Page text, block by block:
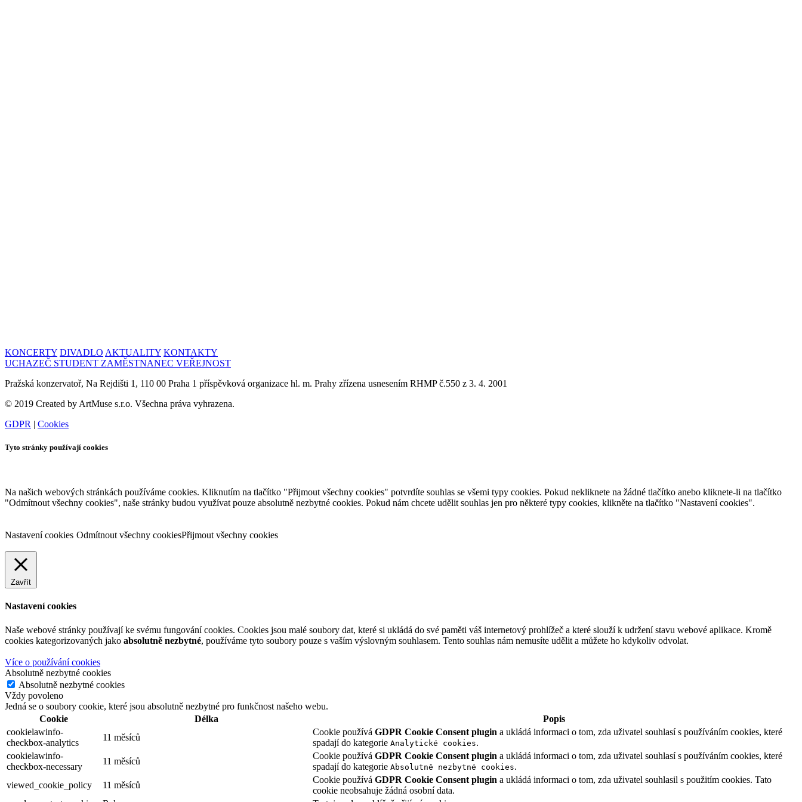
KONCERTY DIVADLO AKTUALITY KONTAKTY
UCHAZEČ STUDENT ZAMĚSTNANEC VEŘEJNOST
Pražská konzervatoř, Na Rejdišti 1, 110 00 Praha 1 příspěvková organizace hl. m. Prahy zřízena usnesením RHMP č.550 z 3. 4. 2001
© 2019 Created by ArtMuse s.r.o. Všechna práva vyhrazena.
GDPR | Cookies
Tyto stránky používají cookies
Na našich webových stránkách používáme cookies. Kliknutím na tlačítko "Přijmout všechny cookies" potvrdíte souhlas se všemi typy cookies. Pokud nekliknete na žádné tlačítko anebo kliknete-li na tlačítko
"Odmítnout všechny cookies", naše stránky budou využívat pouze absolutně nezbytné cookies. Pokud nám chcete udělit souhlas jen pro některé typy cookies, klikněte na tlačítko "Nastavení cookies".
Nastavení cookies Odmítnout všechny cookiesPřijmout všechny cookies
Zavřít
Nastavení cookies
Naše webové stránky používají ke svému fungování cookies. Cookies jsou malé soubory dat, které si ukládá do své paměti váš internetový prohlížeč a které slouží k udržení stavu webové aplikace. Kromě
cookies kategorizovaných jako absolutně nezbytné, používáme tyto soubory pouze s vaším výslovným souhlasem. Tento souhlas nám nemusíte udělit a můžete ho kdykoliv odvolat.
Více o používání cookies
Absolutně nezbytné cookies
Absolutně nezbytné cookies
Vždy povoleno
Jedná se o soubory cookie, které jsou absolutně nezbytné pro funkčnost našeho webu.
Cookie
Délka
Popis
cookielawinfo-
checkbox-analytics
11 měsíců
Cookie používá GDPR Cookie Consent plugin a ukládá informaci o tom, zda uživatel souhlasí s používáním cookies, které
spadají do kategorie Analytické cookies.
cookielawinfo-
checkbox-necessary
11 měsíců
Cookie používá GDPR Cookie Consent plugin a ukládá informaci o tom, zda uživatel souhlasí s používáním cookies, které
spadají do kategorie Absolutně nezbytné cookies.
viewed_cookie_policy
11 měsíců
Cookie používá GDPR Cookie Consent plugin a ukládá informaci o tom, zda uživatel souhlasil s použitím cookies. Tato
cookie neobsahuje žádná osobní data.